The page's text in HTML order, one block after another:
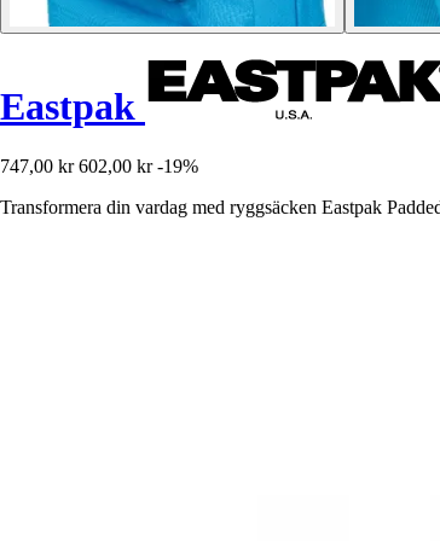
Eastpak
747,00 kr 602,00 kr -19%
Transformera din vardag med ryggsäcken Eastpak